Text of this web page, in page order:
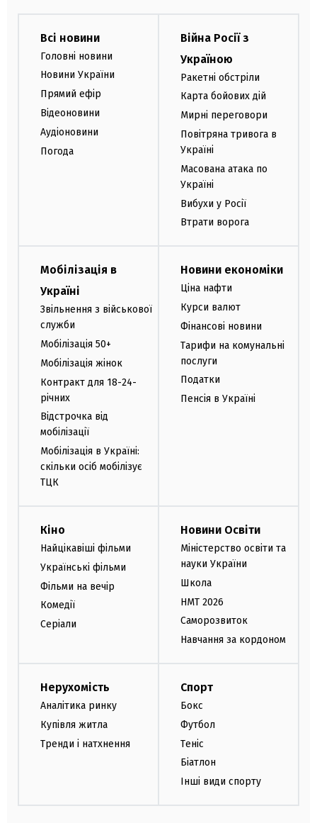
Всі новини
Головні новини
Новини України
Прямий ефір
Відеоновини
Аудіоновини
Погода
Війна Росії з
Україною
Ракетні обстріли
Карта бойових дій
Мирні переговори
Повітряна тривога в
Україні
Масована атака по
Україні
Вибухи у Росії
Втрати ворога
Мобілізація в
Україні
Звільнення з військової
служби
Мобілізація 50+
Мобілізація жінок
Контракт для 18-24-
річних
Відстрочка від
мобілізації
Мобілізація в Україні:
скільки осіб мобілізує
ТЦК
Новини економіки
Ціна нафти
Курси валют
Фінансові новини
Тарифи на комунальні
послуги
Податки
Пенсія в Україні
Кіно
Найцікавіші фільми
Українські фільми
Фільми на вечір
Комедії
Серіали
Новини Освіти
Міністерство освіти та
науки України
Школа
НМТ 2026
Саморозвиток
Навчання за кордоном
Нерухомість
Аналітика ринку
Купівля житла
Тренди і натхнення
Спорт
Бокс
Футбол
Теніс
Біатлон
Інші види спорту